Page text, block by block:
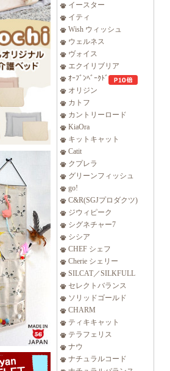
イースター
イティ
Wish ウィッシュ
ウェルネス
ヴォイス
エクイリブリア
ｵｰﾌﾞﾝﾍﾞｰｸﾄﾞ
オリジン
カトフ
カントリーロード
KiaOra
キットキャット
Catit
クプレラ
グリーンフィッシュ
go!
C&R(SGJプロダクツ)
ジウィピーク
シグネチャー7
シシア
CHEF シェフ
Cherie シェリー
SILCAT／SILKFULL
セレクトバランス
ソリッドゴールド
CHARM
ティキキャット
テラフェリス
ナウ
ナチュラルコード